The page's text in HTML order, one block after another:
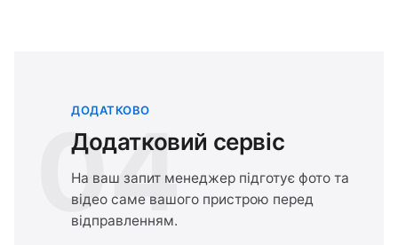
04
ДОДАТКОВО
Додатковий сервіс
На ваш запит менеджер підготує фото та
відео саме вашого пристрою перед
відправленням.